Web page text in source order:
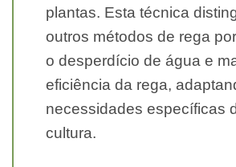
plantas. Esta técnica
outros métodos de rega
o desperdício de água e
eficiência da rega,
necessidades específicas
cultura.